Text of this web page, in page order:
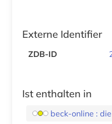
Externe Identifier
ZDB-ID
Ist enthalten in
beck-online :